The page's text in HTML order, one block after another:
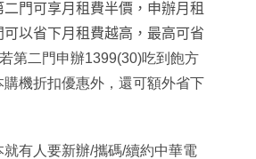
二門可享月租費半價，申辦月租
可以省下月租費越高，最高可省
第二門申辦1399(30)吃到飽方
機折扣優惠外，還可額外省下
就有人要新辦/攜碼/續約中華電